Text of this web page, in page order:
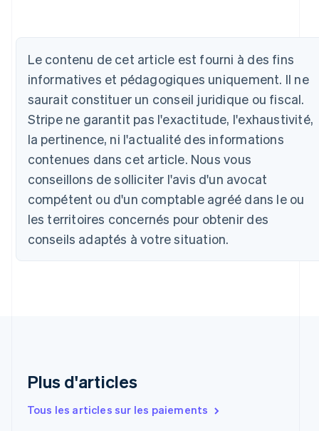
Le contenu de cet article est fourni à des fins
informatives et pédagogiques uniquement. Il ne
saurait constituer un conseil juridique ou fiscal.
Stripe ne garantit pas l'exactitude, l'exhaustivité,
la pertinence, ni l'actualité des informations
contenues dans cet article. Nous vous
conseillons de solliciter l'avis d'un avocat
compétent ou d'un comptable agréé dans le ou
les territoires concernés pour obtenir des
conseils adaptés à votre situation.
Plus d'articles
Tous les articles sur les paiements
Allemagne
Deutsch English
Australie
English
Autriche
DeutschEnglish
Belgique
Nederlands Français Deutsch English
Brésil
PortuguêsEnglish
Bulgarie
Canada
Émirats arabes unis